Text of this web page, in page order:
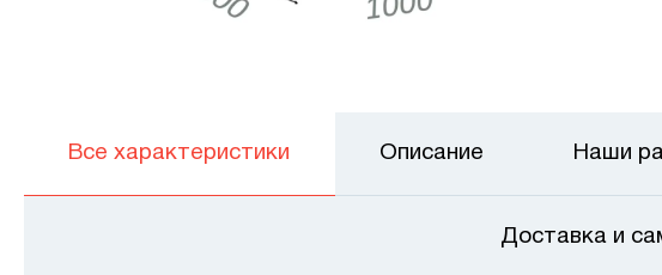
Все характеристики Описание Наши
Доставка и